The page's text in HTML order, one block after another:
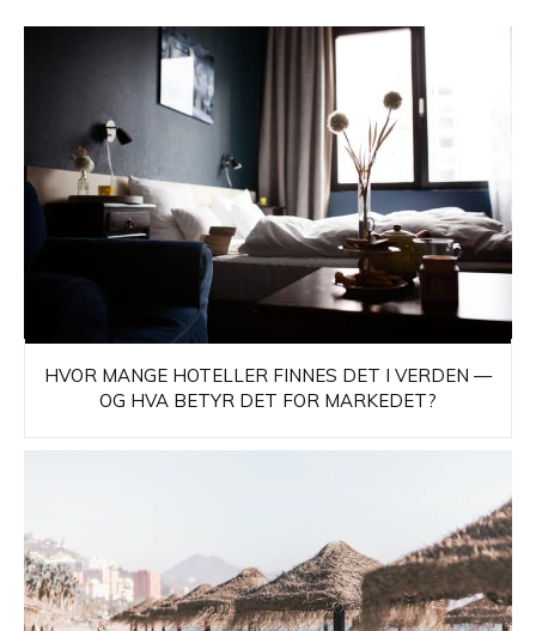
HVOR MANGE HOTELLER FINNES DET I VERDEN —
OG HVA BETYR DET FOR MARKEDET?